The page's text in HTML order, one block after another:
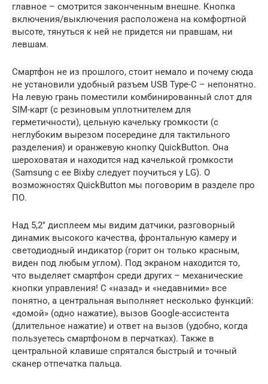
главное – смотрится законченным внешне. Кнопка
включения/выключения расположена на комфортной
высоте, тянуться к ней не придется ни правшам, ни
левшам.
Смартфон не из прошлого, стоит немало и почему сюда
не установили удобный разъем USB Type-C – непонятно.
На левую грань поместили комбинированный слот для
SIM-карт (с резиновым уплотнителем для
герметичности), цельную качельку громкости (с
неглубоким вырезом посередине для тактильного
разделения) и оранжевую кнопку QuickButton. Она
шероховатая и находится над качелькой громкости
(Samsung с ее Bixby следует поучиться у LG). О
возможностях QuickButton мы поговорим в разделе про
ПО.
Над 5,2″ дисплеем мы видим датчики, разговорный
динамик высокого качества, фронтальную камеру и
светодиодный индикатор (горит он только красным,
виден под любым углом). Под экраном находится то,
что выделяет смартфон среди других – механические
кнопки управления! С «назад» и «недавними» все
понятно, а центральная выполняет несколько функций:
«домой» (одно нажатие), вызов Google-ассистента
(длительное нажатие) и ответ на вызов (удобно, когда
пользуетесь смартфоном в перчатках). Также в
центральной клавише спрятался быстрый и точный
сканер отпечатка пальца.